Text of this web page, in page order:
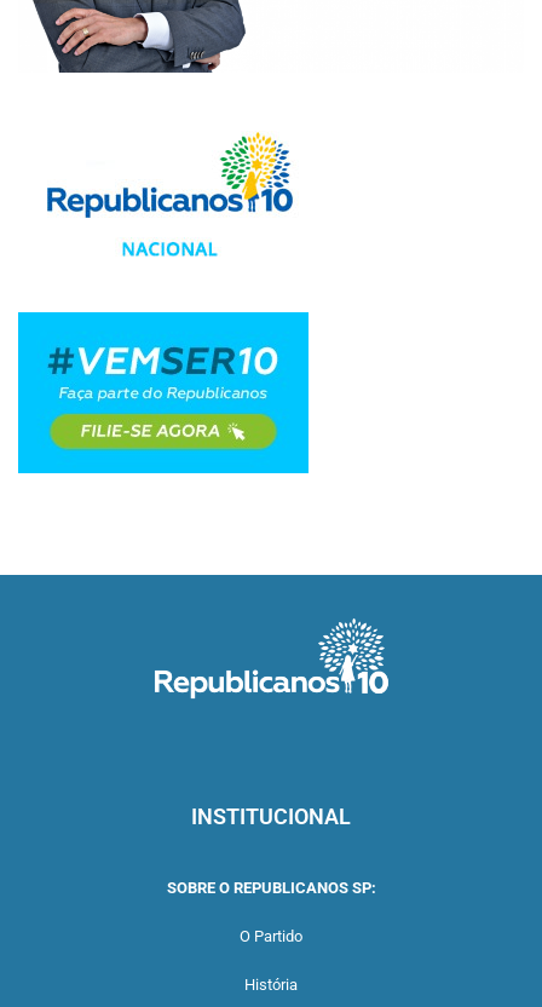
INSTITUCIONAL
SOBRE O REPUBLICANOS SP:
O Partido
História